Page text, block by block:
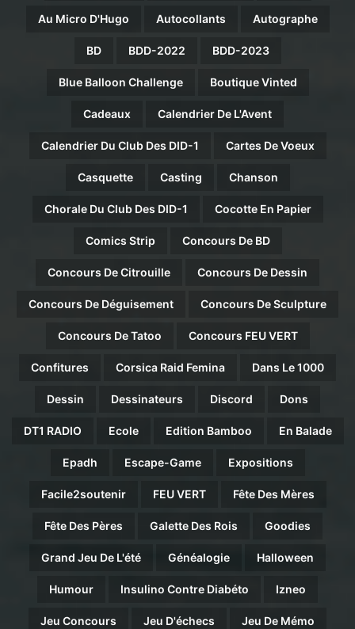
Au Micro D'Hugo Autocollants Autographe
BD BDD-2022 BDD-2023
Blue Balloon Challenge Boutique Vinted
Cadeaux Calendrier De L'Avent
Calendrier Du Club Des DID-1 Cartes De Voeux
Casquette Casting Chanson
Chorale Du Club Des DID-1 Cocotte En Papier
Comics Strip Concours De BD
Concours De Citrouille Concours De Dessin
Concours De Déguisement Concours De Sculpture
Concours De Tatoo Concours FEU VERT
Confitures Corsica Raid Femina Dans Le 1000
Dessin Dessinateurs Discord Dons
DT1 RADIO Ecole Edition Bamboo En Balade
Epadh Escape-Game Expositions
Facile2soutenir FEU VERT Fête Des Mères
Fête Des Pères Galette Des Rois Goodies
Grand Jeu De L'été Généalogie Halloween
Humour Insulino Contre Diabéto Izneo
Jeu Concours Jeu D'échecs Jeu De Mémo